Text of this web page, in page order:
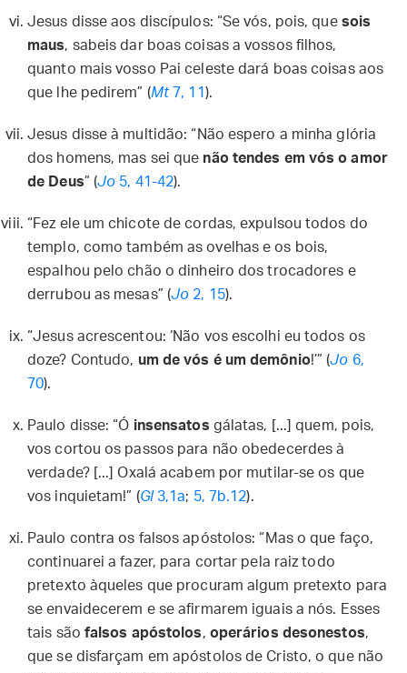
Jesus disse aos discípulos: “Se vós, pois, que sois
maus, sabeis dar boas coisas a vossos filhos,
quanto mais vosso Pai celeste dará boas coisas aos
que lhe pedirem” (Mt7, 11 ).
Jesus disse à multidão: “Não espero a minha glória
dos homens, mas sei que não tendes em vós o amor
de Deus” (Jo 5, 41-42).
“Fez ele um chicote de cordas, expulsou todos do
templo, como também as ovelhas e os bois,
espalhou pelo chão o dinheiro dos trocadores e
derrubou as mesas” (Jo 2, 15).
“Jesus acrescentou: ‘Não vos escolhi eu todos os
doze? Contudo, um de vós é um demônio!’” (Jo 6,
70).
Paulo disse: “Ó insensatos gálatas, [...] quem, pois,
vos cortou os passos para não obedecerdes à
verdade? [...] Oxalá acabem por mutilar-se os que
vos inquietam!” (Gl3,1a; 5, 7b.12).
Paulo contra os falsos apóstolos: “Mas o que faço,
continuarei a fazer, para cortar pela raiz todo
pretexto àqueles que procuram algum pretexto para
se envaidecerem e se afirmarem iguais a nós. Esses
tais são falsos apóstolos, operários desonestos,
que se disfarçam em apóstolos de Cristo, o que não